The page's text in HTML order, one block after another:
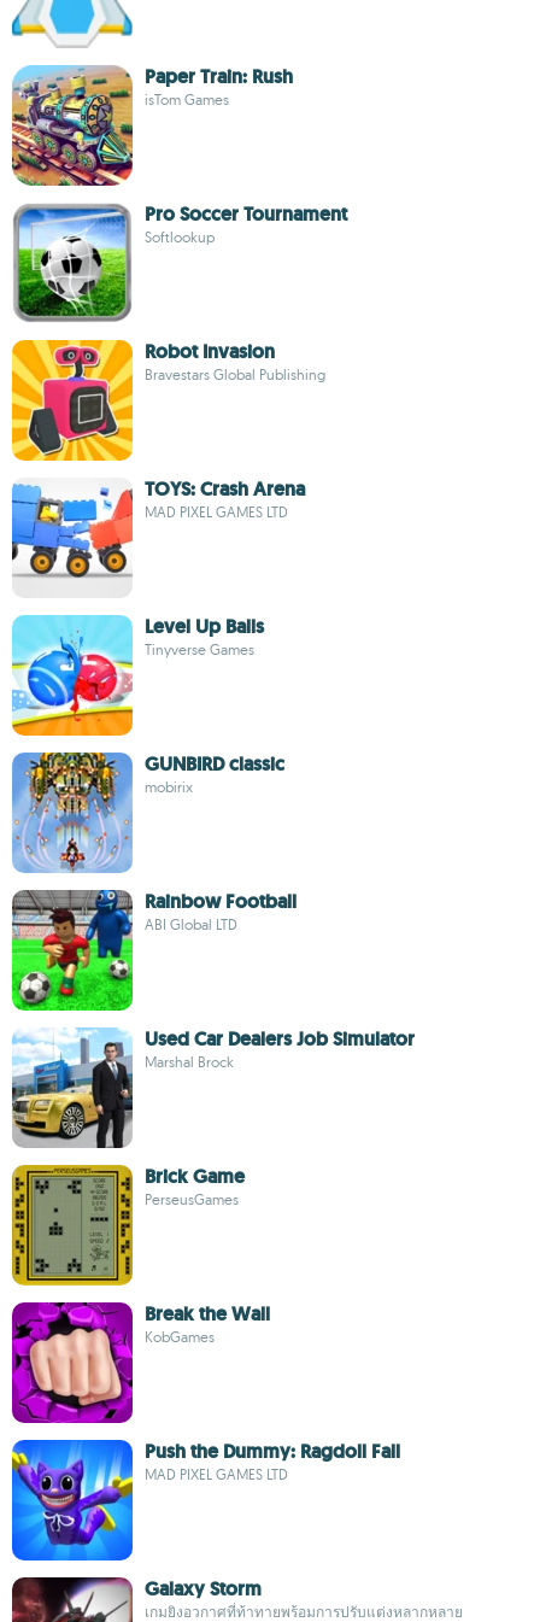
Paper Train: Rush
isTom Games
Pro Soccer Tournament
Softlookup
Robot Invasion
Bravestars Global Publishing
TOYS: Crash Arena
MAD PIXEL GAMES LTD
Level Up Balls
Tinyverse Games
GUNBIRD classic
mobirix
Rainbow Football
ABI Global LTD
Used Car Dealers Job Simulator
Marshal Brock
Brick Game
PerseusGames
Break the Wall
KobGames
Push the Dummy: Ragdoll Fall
MAD PIXEL GAMES LTD
Galaxy Storm
เกมยิงอวกาศที่ท้าทายพร้อมการปรับแต่งหลากหลาย